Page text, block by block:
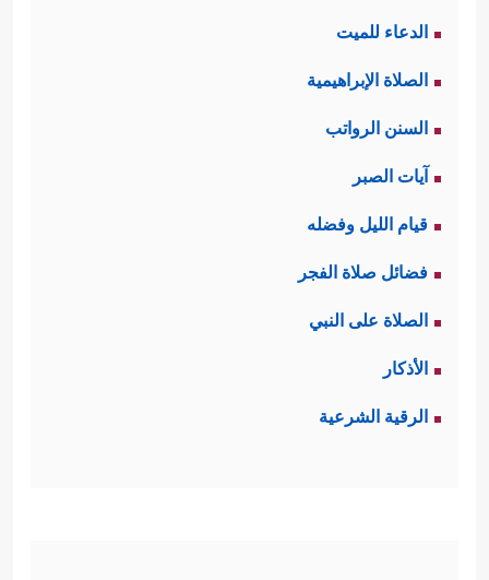
الدعاء للميت
الصلاة الإبراهيمية
السنن الرواتب
آيات الصبر
قيام الليل وفضله
فضائل صلاة الفجر
الصلاة على النبي
الأذكار
الرقية الشرعية